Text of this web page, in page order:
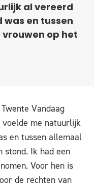
al vereerd
en tussen
op het
Vandaag
me natuurlijk
en tussen allemaal
stond. Ik had een
Voor hen is
de rechten van